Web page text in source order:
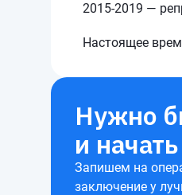
2015-2019 —
Настоящее
Нужно
и
Запишем на
заключение у